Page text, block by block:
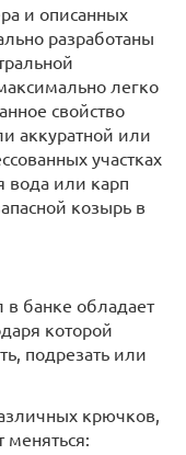
и описанных
разработаны
легко
свойство
аккуратной или
участках
вода или карп
козырь в
банке обладает
которой
подрезать или
крючков,
меняться: